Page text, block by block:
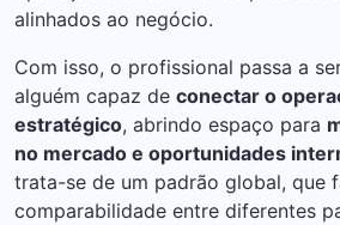
alinhados ao negócio.
Com isso, o profissional passa a
alguém capaz de conectar o
estratégico, abrindo espaço para
no mercado e oportunidades
trata-se de um padrão global, que
comparabilidade entre diferentes